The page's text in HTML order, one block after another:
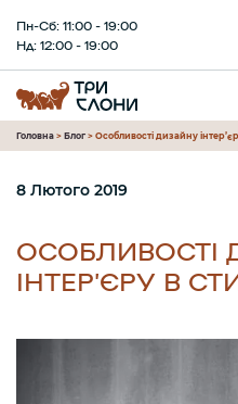
Пн-Сб: 11:00 - 19:00
Нд: 12:00 - 19:00
Головна > Блог > Особливості дизайну
ОСОБЛИВОСТІ
ІНТЕР’ЄРУ В
8 Лютого 2019